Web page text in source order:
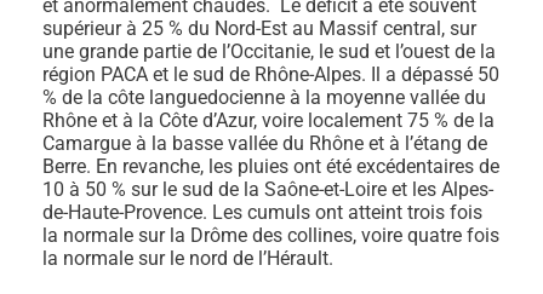
et anormalement chaudes. Le déficit a été souvent
supérieur à 25 % du Nord-Est au Massif central, sur
une grande partie de l’Occitanie, le sud et l’ouest de la
région PACA et le sud de Rhône-Alpes. Il a dépassé 50
% de la côte languedocienne à la moyenne vallée du
Rhône et à la Côte d’Azur, voire localement 75 % de la
Camargue à la basse vallée du Rhône et à l’étang de
Berre. En revanche, les pluies ont été excédentaires de
10 à 50 % sur le sud de la Saône-et-Loire et les Alpes-
de-Haute-Provence. Les cumuls ont atteint trois fois
la normale sur la Drôme des collines, voire quatre fois
la normale sur le nord de l’Hérault.